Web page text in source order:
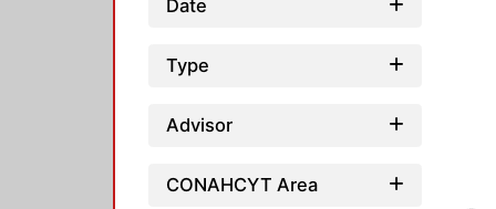
Date
Type
Advisor
CONAHCYT Area